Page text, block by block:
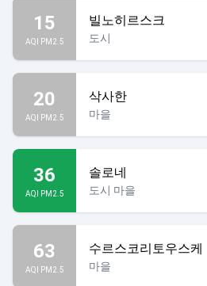
15
AQI PM2.5
빌노히르스크
도시
20
AQI PM2.5
삭사한
마을
36
AQI PM2.5
솔로네
도시 마을
63
AQI PM2.5
수르스코리토우스케
마을